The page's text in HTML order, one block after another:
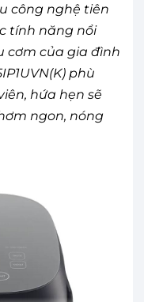
công nghệ tiên
tính năng nổi
cơm của gia đình
phù
hứa hẹn sẽ
ngon, nóng